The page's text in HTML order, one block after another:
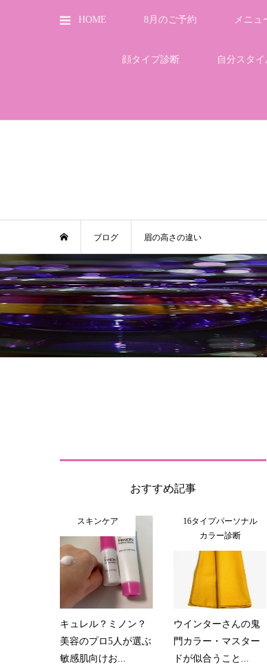
HOME 8月のご予約 メニュ
顔タイプ診断 自分スタ
ブログ 眉の高さの違い
おすすめ記事
スキンケア
キュレル？ミノン？
美容のプロ5人が選ぶ
敏感肌向けお...
16タイプパーソナル
カラー診断
ウインターさんの鬼
門カラー・マスター
ドが似合うこと...